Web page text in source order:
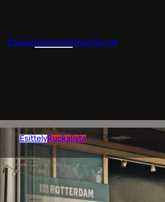
Etusivu RavintolatTapahtumat
EsittelyRuokalista